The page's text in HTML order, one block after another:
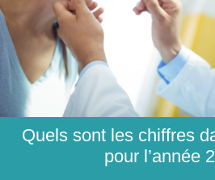
Quels sont les chiffres
pour l’année